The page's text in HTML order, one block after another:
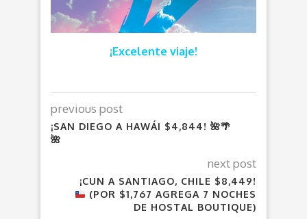
¡Excelente viaje!
previous post
¡SAN DIEGO A HAWÁI $4,844! 🌺🌴
🌺
next post
¡CUN A SANTIAGO, CHILE $8,449!
(POR $1,767 AGREGA 7 NOCHES
DE HOSTAL BOUTIQUE)